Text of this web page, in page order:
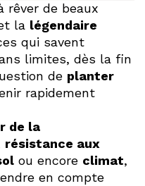
rêver de beaux
la légendaire
qui savent
limites, dès la fin
de planter
rapidement
de la
résistance aux
ou encore climat,
en compte